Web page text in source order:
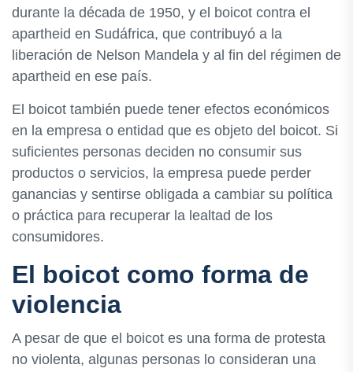
durante la década de 1950, y el boicot contra el
apartheid en Sudáfrica, que contribuyó a la
liberación de Nelson Mandela y al fin del régimen de
apartheid en ese país.
El boicot también puede tener efectos económicos
en la empresa o entidad que es objeto del boicot. Si
suficientes personas deciden no consumir sus
productos o servicios, la empresa puede perder
ganancias y sentirse obligada a cambiar su política
o práctica para recuperar la lealtad de los
consumidores.
El boicot como forma de
violencia
A pesar de que el boicot es una forma de protesta
no violenta, algunas personas lo consideran una